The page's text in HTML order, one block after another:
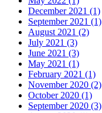
December 2021 (1)
September 2021 (1)
August 2021 (2)
July 2021 (3)
June 2021 (3)
May 2021 (1)
February 2021 (1)
November 2020 (2)
October 2020 (1)
September 2020 (3)